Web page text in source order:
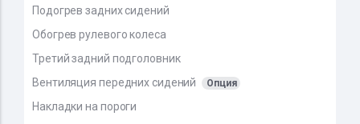
Подогрев задних сидений
Обогрев рулевого колеса
Третий задний подголовник
Вентиляция передних сидений
Опция
Накладки на пороги